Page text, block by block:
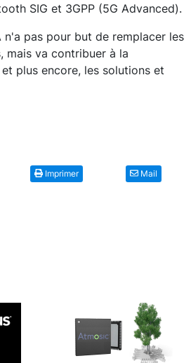
SIG et 3GPP (5G Advanced).
n'a pas pour but de remplacer les
mais va contribuer à la
plus encore, les solutions et
Imprimer Mail